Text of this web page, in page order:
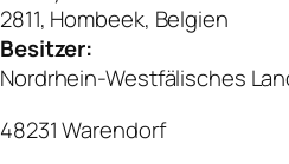
2811, Hombeek, Belgien
Besitzer:
Nordrhein-Westfälisches
48231 Warendorf